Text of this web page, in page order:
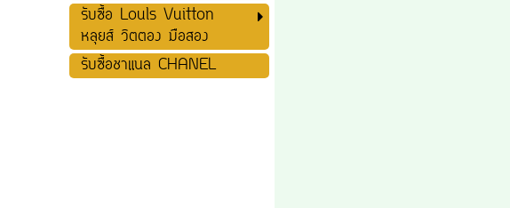
รับซื้อ Louls Vuitton
หลุยส์ วิตตอง มือสอง
รับซื้อชาแนล CHANEL